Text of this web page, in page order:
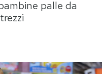
Ok Boomer!
Media
Mondiali calcio 2026
palle da